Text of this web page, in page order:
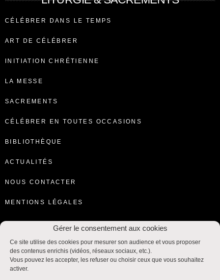
Gérer le consentement aux cookies
Ce site utilise des cookies pour mesurer son audience et vous proposer
des contenus enrichis (vidéos, réseaux sociaux, etc.).
Vous pouvez les accepter, les refuser ou choisir ceux que vous souhaitez
activer.
CÉLÉBRER DANS LE TEMPS
ART DE CÉLÉBRER
INITIATION CHRÉTIENNE
LA MESSE
SACREMENTS
CÉLÉBRER EN TOUTES OCCASIONS
BIBLIOTHÈQUE
ACTUALITÉS
NOUS CONTACTER
MENTIONS LÉGALES